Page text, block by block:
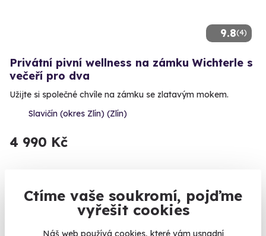
Ctíme vaše soukromí, pojďme
vyřešit cookies
Náš web používá cookies, které vám usnadní
9.8(4)
Privátní pivní wellness na zámku Wichterle s
večeří pro dva
Užijte si společné chvíle na zámku se zlatavým mokem.
Slavičín (okres Zlín) (Zlín)
4 990 Kč